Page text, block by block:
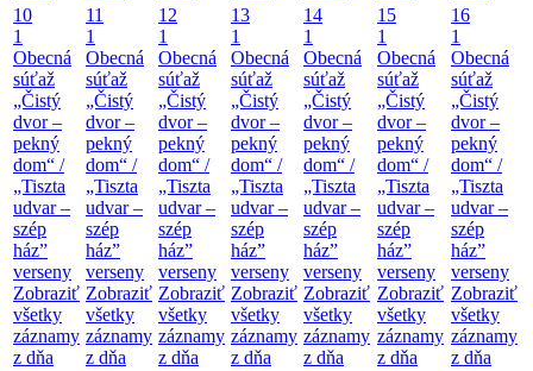
10
1
Obecná
súťaž
„Čistý
dvor –
pekný
dom“ /
„Tiszta
udvar –
szép
ház”
verseny
Zobraziť
všetky
záznamy
z dňa
11
1
Obecná
súťaž
„Čistý
dvor –
pekný
dom“ /
„Tiszta
udvar –
szép
ház”
verseny
Zobraziť
všetky
záznamy
z dňa
12
1
Obecná
súťaž
„Čistý
dvor –
pekný
dom“ /
„Tiszta
udvar –
szép
ház”
verseny
Zobraziť
všetky
záznamy
z dňa
13
1
Obecná
súťaž
„Čistý
dvor –
pekný
dom“ /
„Tiszta
udvar –
szép
ház”
verseny
Zobraziť
všetky
záznamy
z dňa
14
1
Obecná
súťaž
„Čistý
dvor –
pekný
dom“ /
„Tiszta
udvar –
szép
ház”
verseny
Zobraziť
všetky
záznamy
z dňa
15
1
Obecná
súťaž
„Čistý
dvor –
pekný
dom“ /
„Tiszta
udvar –
szép
ház”
verseny
Zobraziť
všetky
záznamy
z dňa
16
1
Obecná
súťaž
„Čistý
dvor –
pekný
dom“ /
„Tiszta
udvar –
szép
ház”
verseny
Zobraziť
všetky
záznamy
z dňa